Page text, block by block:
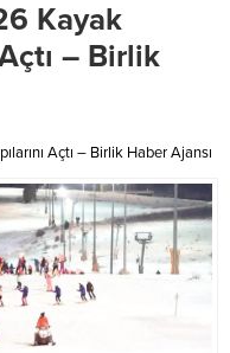
Kayak
– Birlik
Açtı – Birlik Haber Ajansı